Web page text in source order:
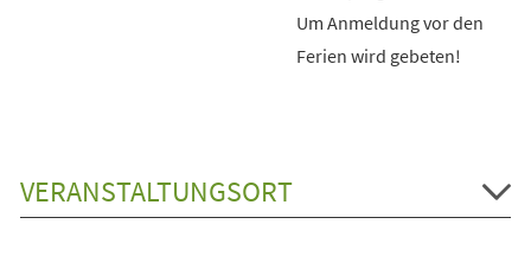
Um Anmeldung vor den
Ferien wird gebeten!
VERANSTALTUNGSORT